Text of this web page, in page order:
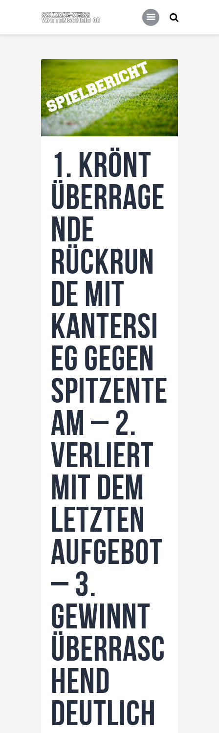
Home
Leitbild
Aktuelles
Verein
Senioren
Unsere Partner
Kontakt
Datenschutz / Impressum
1. krönt
überrage
nde
Rückrun
de mit
Kantersi
eg gegen
Spitzente
am – 2.
verliert
mit dem
letzten
Aufgebot
– 3.
gewinnt
überrasc
hend
deutlich